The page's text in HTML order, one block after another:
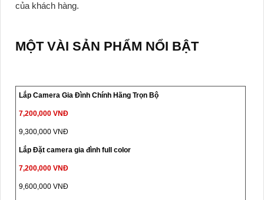
của khách hàng.
MỘT VÀI SẢN PHẨM NỔI BẬT
Lắp Camera Gia Đình Chính Hãng Trọn Bộ
7,200,000 VNĐ
9,300,000 VNĐ
Lắp Đặt camera gia đình full color
7,200,000 VNĐ
9,600,000 VNĐ